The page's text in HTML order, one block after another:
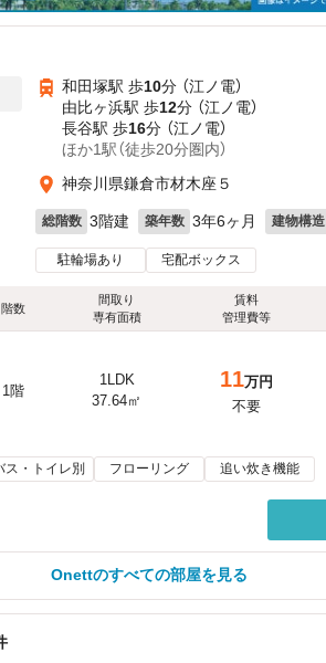
和田塚駅 歩10分 （江ノ電）
由比ヶ浜駅 歩12分 （江ノ電）
長谷駅 歩16分 （江ノ電）
ほか1駅（徒歩20分圏内）
神奈川県鎌倉市材木座５
総階数 3階建 築年数 3年6ヶ月 建物構造
駐輪場あり 宅配ボックス
階数
間取り
専有面積
賃料
管理費等
1階
1LDK
37.64㎡
11万円
不要
ス・トイレ別 フローリング 追い炊き機能
Onettのすべての部屋を見る